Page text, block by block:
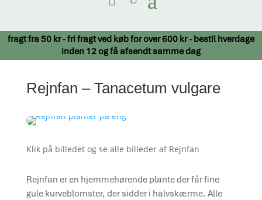
fragt fra 50 kr - fri fragt ved køb for over 600 kr - bestil hverdage
inden 12 og få afsendt samme dag
Rejnfan – Tanacetum vulgare
Klik på billedet og se alle billeder af Rejnfan
Rejnfan er en hjemmehørende plante der får fine
gule kurveblomster, der sidder i halvskærme. Alle